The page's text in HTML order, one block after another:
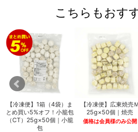
こちらもおす
【冷凍便】1箱（4袋）ま
とめ買い5%オフ！小籠包
（CT）25g×50個｜小籠
包
【冷凍便】広東焼売Ｍ
25g×50個｜焼売
価格は会員様のみ公開